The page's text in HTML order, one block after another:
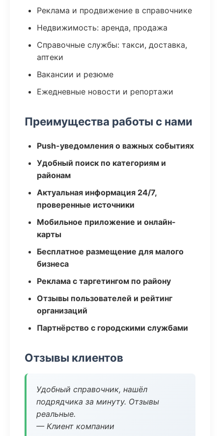
Реклама и продвижение в справочнике
Недвижимость: аренда, продажа
Справочные службы: такси, доставка,
аптеки
Вакансии и резюме
Ежедневные новости и репортажи
Преимущества работы с нами
Push-уведомления о важных событиях
Удобный поиск по категориям и
районам
Актуальная информация 24/7,
проверенные источники
Мобильное приложение и онлайн-
карты
Бесплатное размещение для малого
бизнеса
Реклама с таргетингом по району
Отзывы пользователей и рейтинг
организаций
Партнёрство с городскими службами
Отзывы клиентов
Удобный справочник, нашёл
подрядчика за минуту. Отзывы
реальные.
— Клиент компании